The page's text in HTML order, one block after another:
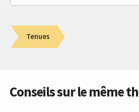
Tenues
Conseils sur le même